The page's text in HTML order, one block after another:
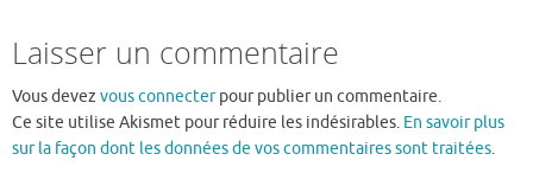
Laisser un commentaire
Vous devez vous connecterpour publier un commentaire.
Ce site utilise Akismet pour réduire les indésirables. En savoir plus
sur la façon dont les données de vos commentaires sont traitées.